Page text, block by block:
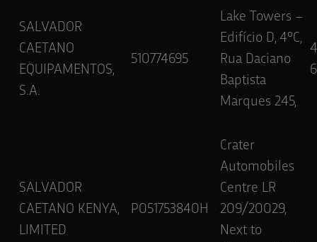
SALVADOR
CAETANO
EQUIPAMENTOS,
S.A.
510774695
Lake Towers –
Edifício D, 4ºC,
Rua Daciano
Baptista
Marques 245,
SALVADOR
CAETANO KENYA,
LIMITED
P051753840H
Crater
Automobiles
Centre LR
209/20029,
Next to